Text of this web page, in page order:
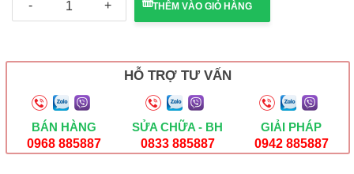
gaming
Core
128GB/VGA
Gtx
950
2G/D5
new
THÊM VÀO GIỎ HÀNG
HỖ TRỢ TƯ VẤN
BÁN HÀNG
0968 885887
SỬA CHỮA - BH
0833 885887
GIẢI PHÁP
0942 885887